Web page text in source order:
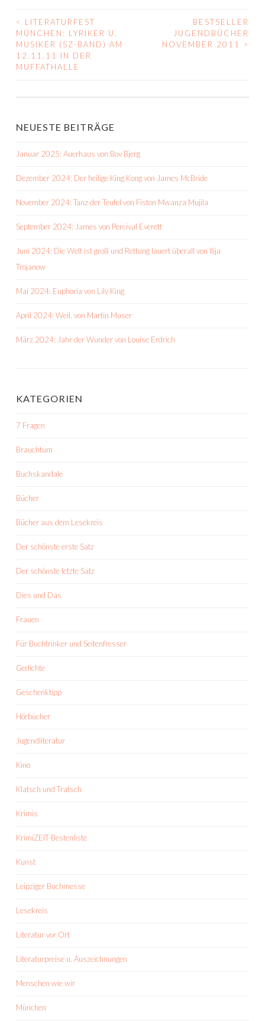
BEITRAGS-
NAVIGATION
<
LITERATURFEST
MÜNCHEN: LYRIKER U.
MUSIKER (SZ-BAND) AM
12.11.11 IN DER
MUFFATHALLE
BESTSELLER
JUGENDBÜCHER
NOVEMBER 2011
>
NEUESTE BEITRÄGE
Januar 2025: Auerhaus von Bov Bjerg
Dezember 2024: Der heilige King Kong von James McBride
November 2024: Tanz der Teufel von Fiston Mwanza Mujila
September 2024: James von Percival Everett
Juni 2024: Die Welt ist groß und Rettung lauert überall von Ilija
Trojanow
Mai 2024: Euphoria von Lily King
April 2024: Weil. von Martin Muser
März 2024: Jahr der Wunder von Louise Erdrich
KATEGORIEN
7 Fragen
Brauchtum
Buchskandale
Bücher
Bücher aus dem Lesekreis
Der schönste erste Satz
Der schönste letzte Satz
Dies und Das
Frauen
Für Buchtrinker und Seitenfresser
Gedichte
Geschenktipp
Hörbücher
Jugendliteratur
Kino
Klatsch und Tratsch
Krimis
KrimiZEIT-Bestenliste
Kunst
Leipziger Buchmesse
Lesekreis
Literatur vor Ort
Literaturpreise u. Auszeichnungen
Menschen wie wir
München